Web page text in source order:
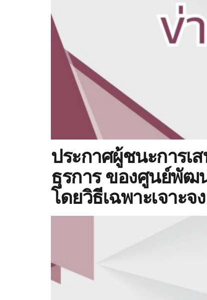
ประกาศผู้ชนะการเ
ธุรการ ของศูนย์พัฒ
โดยวิธีเฉพาะเจาะจง